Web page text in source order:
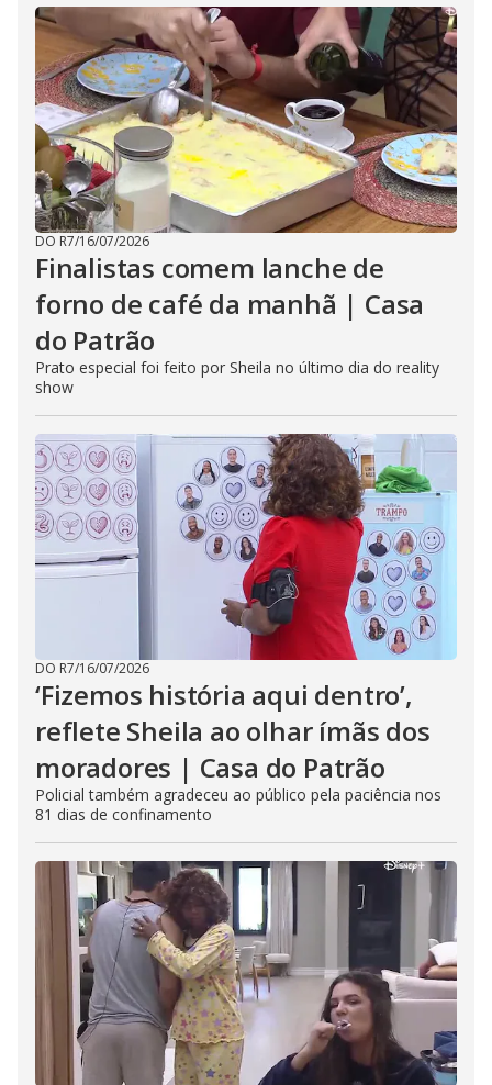
DO R7/16/07/2026
Finalistas comem lanche de
forno de café da manhã | Casa
do Patrão
Prato especial foi feito por Sheila no último dia do reality
show
DO R7/16/07/2026
‘Fizemos história aqui dentro’,
reflete Sheila ao olhar ímãs dos
moradores | Casa do Patrão
Policial também agradeceu ao público pela paciência nos
81 dias de confinamento